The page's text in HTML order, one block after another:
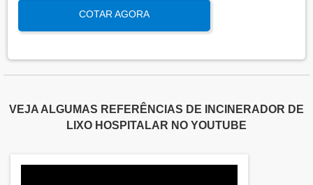
assegura que os processos atendem aos requisitos
regulatórios e de qualidade, garantindo segurança
COTAR AGORA
VEJA ALGUMAS REFERÊNCIAS DE INCINERADOR DE
LIXO HOSPITALAR NO YOUTUBE